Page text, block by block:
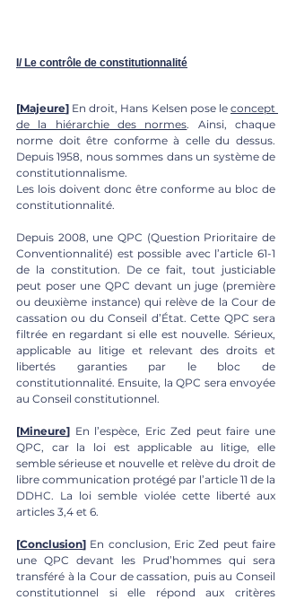
I/ Le contrôle de constitutionnalité
[Majeure] En droit, Hans Kelsen pose le concept
de la hiérarchie des normes. Ainsi, chaque
norme doit être conforme à celle du dessus.
Depuis 1958, nous sommes dans un système de
constitutionnalisme.
Les lois doivent donc être conforme au bloc de
constitutionnalité.
Depuis 2008, une QPC (Question Prioritaire de
Conventionnalité) est possible avec l’article 61-1
de la constitution. De ce fait, tout justiciable
peut poser une QPC devant un juge (première
ou deuxième instance) qui relève de la Cour de
cassation ou du Conseil d’État. Cette QPC sera
filtrée en regardant si elle est nouvelle. Sérieux,
applicable au litige et relevant des droits et
libertés garanties par le bloc de
constitutionnalité. Ensuite, la QPC sera envoyée
au Conseil constitutionnel.
[Mineure] En l’espèce, Eric Zed peut faire une
QPC, car la loi est applicable au litige, elle
semble sérieuse et nouvelle et relève du droit de
libre communication protégé par l’article 11 de la
DDHC. La loi semble violée cette liberté aux
articles 3,4 et 6.
[Conclusion] En conclusion, Eric Zed peut faire
une QPC devant les Prud’hommes qui sera
transféré à la Cour de cassation, puis au Conseil
constitutionnel si elle répond aux critères